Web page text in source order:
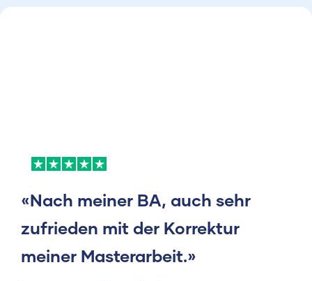
«Nach meiner BA, auch sehr
zufrieden mit der Korrektur
meiner Masterarbeit.»